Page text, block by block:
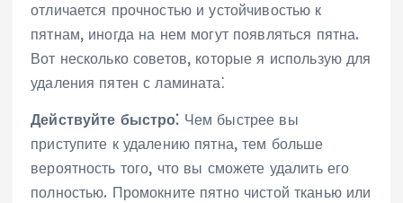
отличается прочностью и устойчивостью к
пятнам, иногда на нем могут появляться пятна.
Вот несколько советов, которые я использую для
удаления пятен с ламината⁚
Действуйте быстро⁚ Чем быстрее вы
приступите к удалению пятна, тем больше
вероятность того, что вы сможете удалить его
полностью. Промокните пятно чистой тканью или